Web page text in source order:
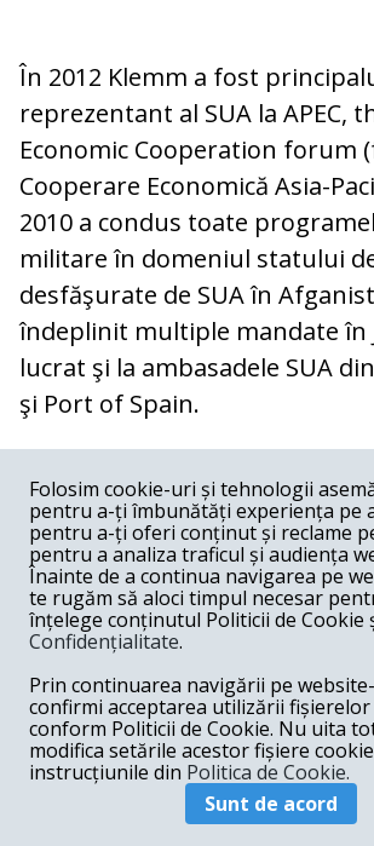
În 2012 Klemm a fost
reprezentant al SUA la APEC,
Economic Cooperation forum
Cooperare Economică Asia-
2010 a condus toate
militare în domeniul statului
desfăşurate de SUA în
îndeplinit multiple mandate în
lucrat şi la ambasadele SUA
şi Port of Spain.
COMENTARII
Nume
Email
Postează comentariu
Folosim cookie-uri și tehnologii
pentru a-ți îmbunătăți experiența pe
pentru a-ți oferi conținut și reclame
pentru a analiza traficul și audiența
Înainte de a continua navigarea pe
te rugăm să aloci timpul necesar
înțelege conținutul Politicii de Cookie
Confidențialitate.
Prin continuarea navigării pe
confirmi acceptarea utilizării
conform Politicii de Cookie. Nu uita
modifica setările acestor fișiere
instrucțiunile din Politica de Cookie.
Sunt de acord